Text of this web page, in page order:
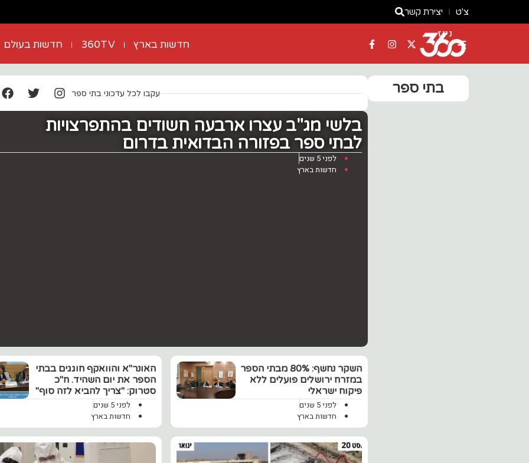
צ'ט יצירת קשר
ניוז
חדשות בארץ 360TV חדשות בעולם
בתי ספר עקבו לכל עדכוני בתי ספר
בלשי מג"ב עצרו ארבעה חשודים בהתפרצויות
לבתי ספר בפזורה הבדואית בדרום
לפני 5 שנים
חדשות בארץ
השקר נחשף: 80% מבתי הספר
במזרח ירושלים פועלים ללא
פיקוח ישראלי
לפני 5 שנים
חדשות בארץ
האונר"א והוואקף חוגגים בבתי
הספר את יום השהיד. ח"כ
סטרוק: "צריך להביא לזה סוף"
לפני 5 שנים
חדשות בארץ